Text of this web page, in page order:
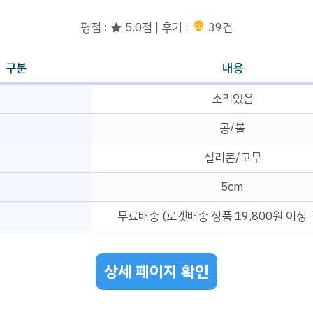
평점 : ★ 5.0점 | 후기 : 39건
구분
내용
소리있음
공/볼
실리콘/고무
5cm
무료배송 (로켓배송 상품 19,800원 이상
상세 페이지 확인